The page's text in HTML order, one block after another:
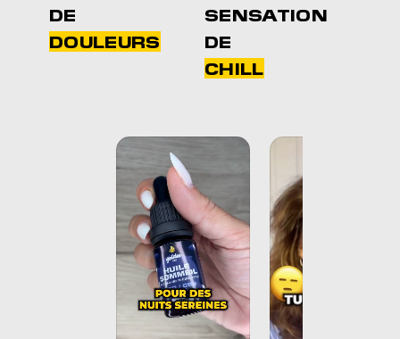
DE
DOULEURS
SENSATION
DE
CHILL